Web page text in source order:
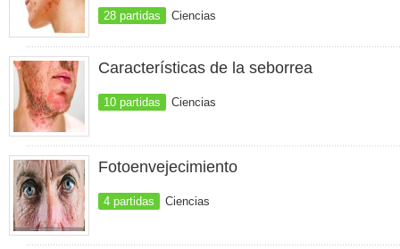
28 partidas Ciencias
Características de la seborrea
10 partidas Ciencias
Fotoenvejecimiento
4 partidas Ciencias